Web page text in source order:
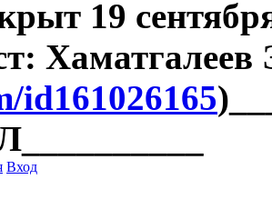
19
id161026165
Вход